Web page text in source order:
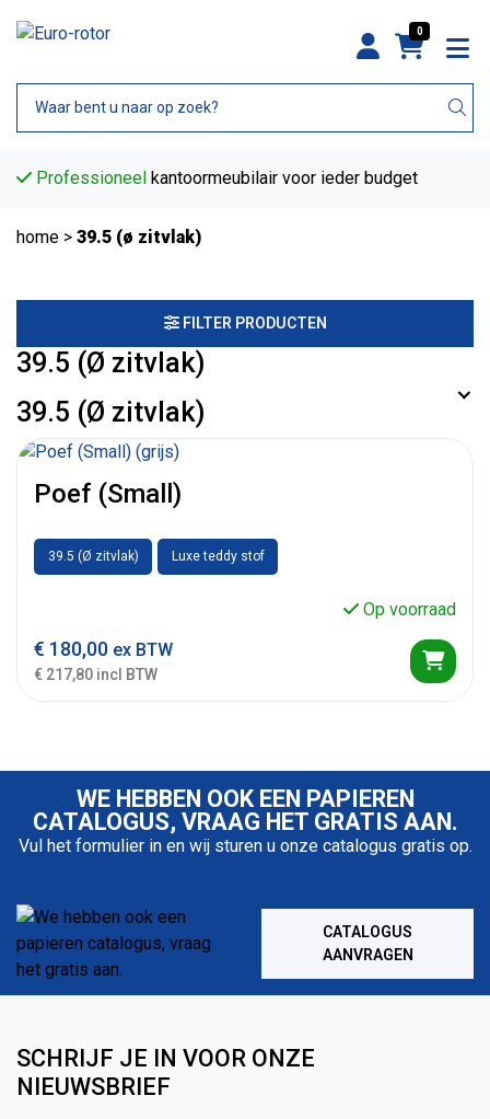
0
Professioneel kantoormeubilair voor ieder budget
home > 39.5 (ø zitvlak)
FILTER PRODUCTEN
39.5 (Ø zitvlak)
39.5 (Ø zitvlak)
Poef (Small)
39.5 (Ø zitvlak) Luxe teddy stof
Op voorraad
€ 180,00 ex BTW
€ 217,80 incl BTW
WE HEBBEN OOK EEN PAPIEREN
CATALOGUS, VRAAG HET GRATIS AAN.
Vul het formulier in en wij sturen u onze catalogus gratis op.
CATALOGUS
AANVRAGEN
SCHRIJF JE IN VOOR ONZE
NIEUWSBRIEF